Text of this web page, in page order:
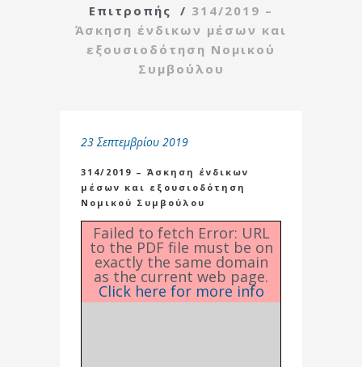
Επιτροπής
/ 314/2019 –
Άσκηση ένδικων μέσων και
εξουσιοδότηση Νομικού
Συμβούλου
23 Σεπτεμβρίου 2019
314/2019 – Άσκηση ένδικων
μέσων και εξουσιοδότηση
Νομικού Συμβούλου
Failed to fetch Error: URL
to the PDF file must be on
exactly the same domain
as the current web page.
Click here for more info